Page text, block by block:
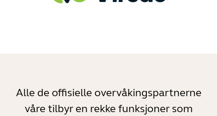
Alle de offisielle overvåkingspartnerne
våre tilbyr en rekke funksjoner som